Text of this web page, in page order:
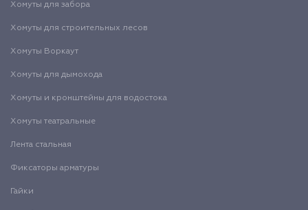
Хомуты для забора
Хомуты для строительных лесов
Хомуты Воркаут
Хомуты для дымохода
Хомуты и кронштейны для водостока
Хомуты театральные
Лента стальная
Фиксаторы арматуры
Гайки